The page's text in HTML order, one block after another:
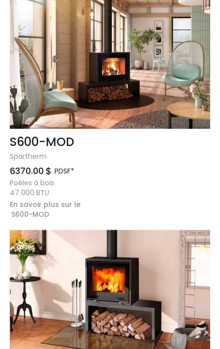
S600-MOD
Spartherm
6370.00 $ PDSF*
Poêles à bois
47 000 BTU
En savoir plus sur le
S600-MOD